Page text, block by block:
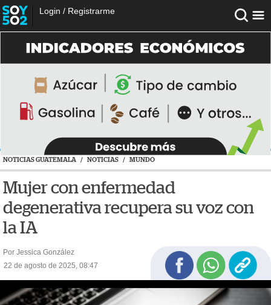
Login / Registrarme
NOTICIAS GUATEMALA / NOTICIAS / MUNDO
Mujer con enfermedad
degenerativa recupera su voz con
la IA
Por Jessica González
22 de agosto de 2025, 08:47